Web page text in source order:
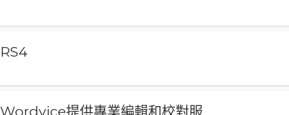
RS4